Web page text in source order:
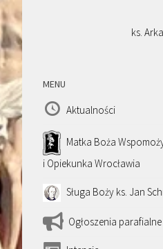
ks.
MENU
Aktualności
Matka Boża
i Opiekunka Wrocławia
Sługa Boży ks. Jan
Ogłoszenia parafialne